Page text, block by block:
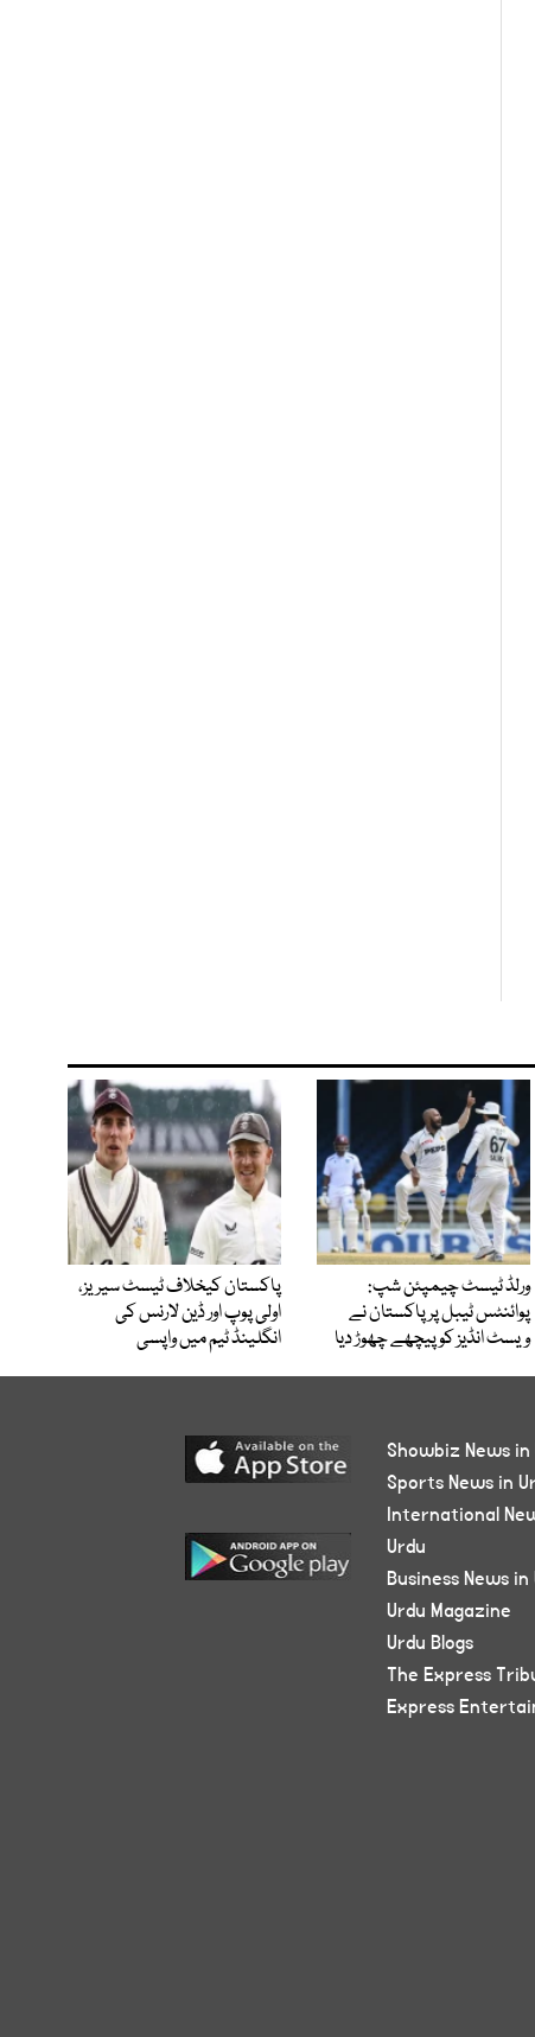
ورلڈ ٹیسٹ چیمپئن شپ:
پوائنٹس ٹیبل پر پاکستان نے
ویسٹ انڈیز کو پیچھے چھوڑ دیا
پاکستان کیخلاف ٹیسٹ سیریز،
اولی پوپ اور ڈین لارنس کی
انگلینڈ ٹیم میں واپسی
Showbiz News in
Sports News in
International
Urdu
Business News in
Urdu Magazine
Urdu Blogs
The Express
Express